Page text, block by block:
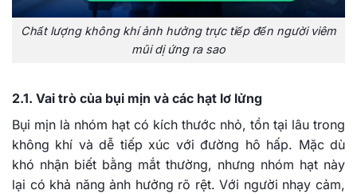
Chất lượng không khí ảnh hưởng trực tiếp đến người viêm
mũi dị ứng ra sao
2.1. Vai trò của bụi mịn và các hạt lơ lửng
Bụi mịn là nhóm hạt có kích thước nhỏ, tồn tại lâu trong
không khí và dễ tiếp xúc với đường hô hấp. Mặc dù
khó nhận biết bằng mắt thường, nhưng nhóm hạt này
lại có khả năng ảnh hưởng rõ rệt. Với người nhạy cảm,